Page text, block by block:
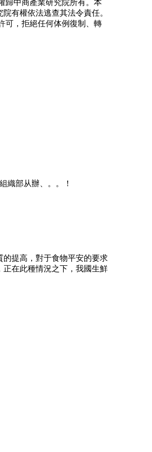
歸中商產業研究院所有。本
有權依法逃查其法令責任。
可，拒絕任何体例復制、轉
織部从辦、。。！
提高，對于食物平安的要求
在此種情況之下，我國生鮮